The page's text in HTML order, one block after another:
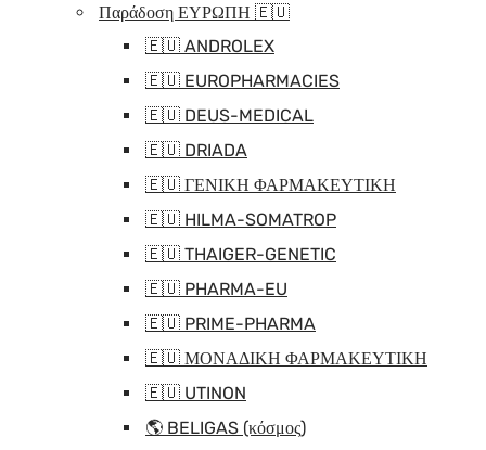
Παράδοση ΕΥΡΩΠΗ 🇪🇺
🇪🇺 ANDROLEX
🇪🇺 EUROPHARMACIES
🇪🇺 DEUS-MEDICAL
🇪🇺 DRIADA
🇪🇺 ΓΕΝΙΚΗ ΦΑΡΜΑΚΕΥΤΙΚΗ
🇪🇺 HILMA-SOMATROP
🇪🇺 THAIGER-GENETIC
🇪🇺 PHARMA-EU
🇪🇺 PRIME-PHARMA
🇪🇺 ΜΟΝΑΔΙΚΗ ΦΑΡΜΑΚΕΥΤΙΚΗ
🇪🇺 UTINON
🌎 BELIGAS (κόσμος)